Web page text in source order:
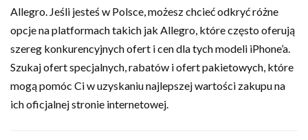
Allegro. Jeśli jesteś w Polsce, możesz chcieć odkryć różne
opcje na platformach takich jak Allegro, które często oferują
szereg konkurencyjnych ofert i cen dla tych modeli iPhone’a.
Szukaj ofert specjalnych, rabatów i ofert pakietowych, które
mogą pomóc Ci w uzyskaniu najlepszej wartości zakupu na
ich oficjalnej stronie internetowej.